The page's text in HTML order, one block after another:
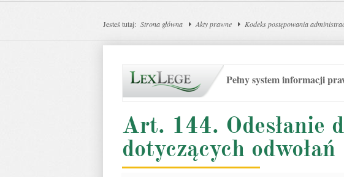
Jesteś tutaj: Strona główna Akty prawne Kodeks postępowania
Pełny system informacji
Art. 144. Odesłanie
dotyczących odwołań